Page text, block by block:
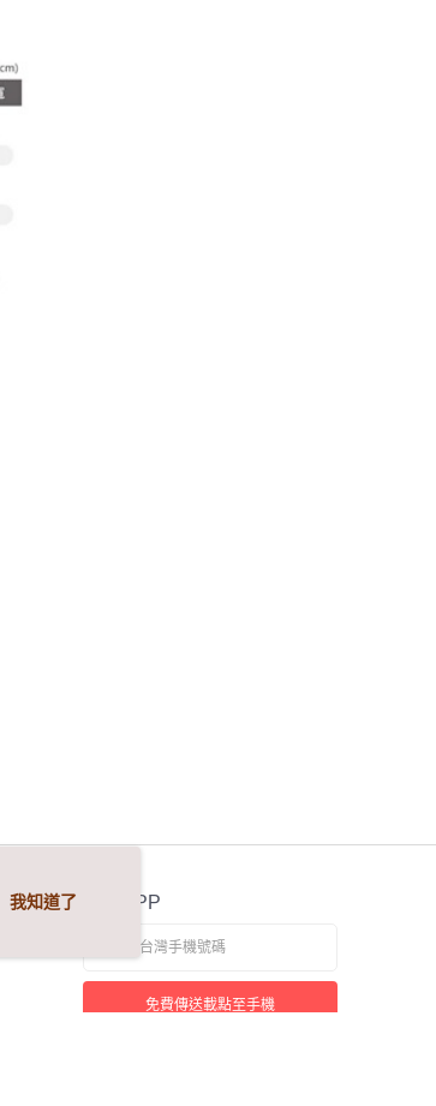
官方APP
免費傳送載點至手機
我知道了